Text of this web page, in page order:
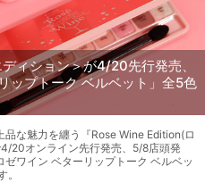
ィション＞が4/20先行発売、
ップトーク ベルベット」全5色
な魅力を纏う『Rose Wine Edition(ロ
20オンライン先行発売、5/8店頭発
ワイン ベターリップトーク ベルベッ